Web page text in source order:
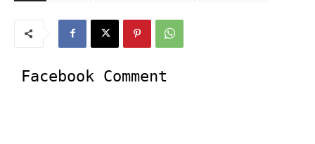
Facebook Comment